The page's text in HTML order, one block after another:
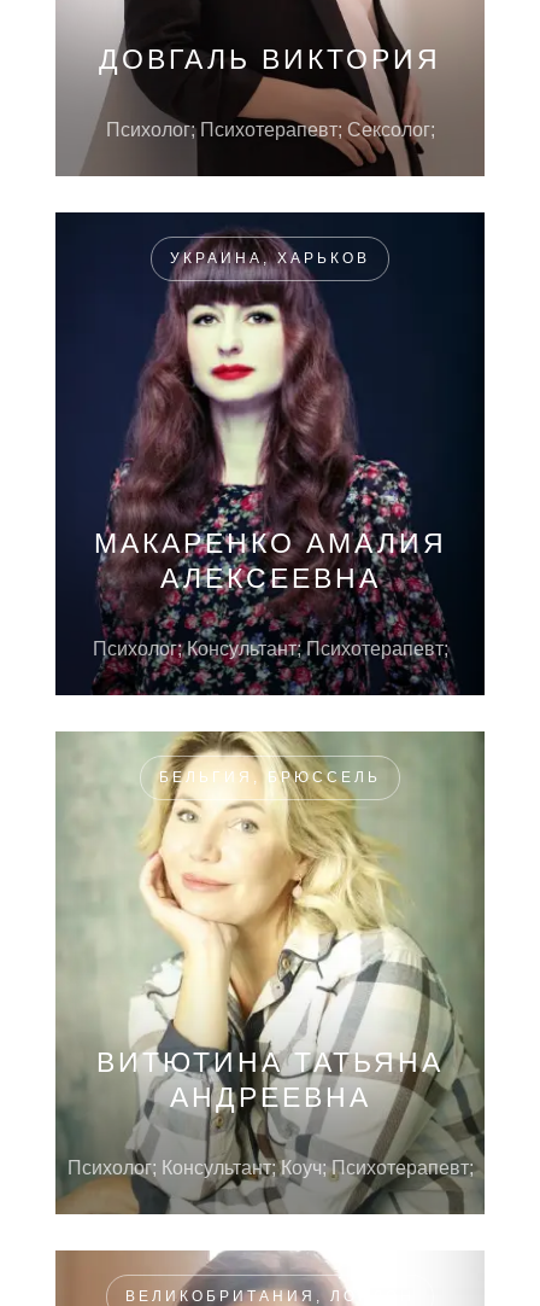
ДОВГАЛЬ ВИКТОРИЯ
Психолог; Психотерапевт; Сексолог;
УКРАИНА, ХАРЬКОВ
МАКАРЕНКО АМАЛИЯ
АЛЕКСЕЕВНА
Психолог; Консультант; Психотерапевт;
БЕЛЬГИЯ, БРЮССЕЛЬ
ВИТЮТИНА ТАТЬЯНА
АНДРЕЕВНА
Психолог; Консультант; Коуч; Психотерапевт;
ВЕЛИКОБРИТАНИЯ, ЛОНДОН